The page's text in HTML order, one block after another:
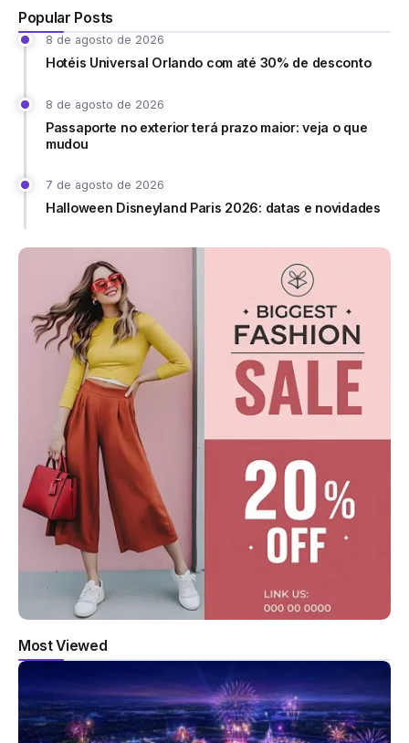
Popular Posts
8 de agosto de 2026
Hotéis Universal Orlando com até 30% de desconto
8 de agosto de 2026
Passaporte no exterior terá prazo maior: veja o que
mudou
7 de agosto de 2026
Halloween Disneyland Paris 2026: datas e novidades
Most Viewed